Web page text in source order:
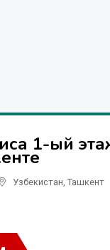
1-ый
Узбекистан Ташкент